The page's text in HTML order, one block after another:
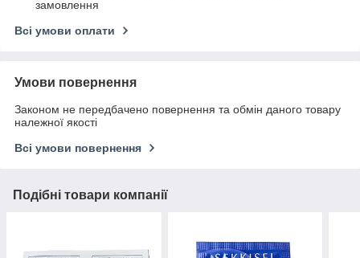
замовлення
Всі умови оплати
Умови повернення
Законом не передбачено повернення та обмін даного товару
належної якості
Всі умови повернення
Подібні товари компанії